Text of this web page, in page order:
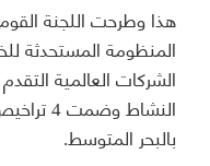
هذا وطرحت اللجنة
المنظومة المستحدثة
الشركات العالمية
النشاط
بالبحر المتوسط.